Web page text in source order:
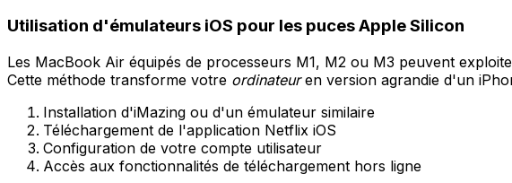
Utilisation d'émulateurs iOS pour les puces Apple Silicon
Les MacBook Air équipés de processeurs M1, M2 ou M3 peuvent
Cette méthode transforme votre ordinateuren version agrandie d'un
Installation d'iMazing ou d'un émulateur similaire
Téléchargement de l'application Netflix iOS
Configuration de votre compte utilisateur
Accès aux fonctionnalités de téléchargement hors ligne